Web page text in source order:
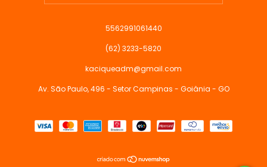
5562991061440
(62) 3233-5820
kaciqueadm@gmail.com
Av. São Paulo, 496 - Setor Campinas - Goiânia - GO